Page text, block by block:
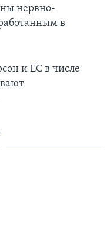
нервно-
в
и ЕС в числе